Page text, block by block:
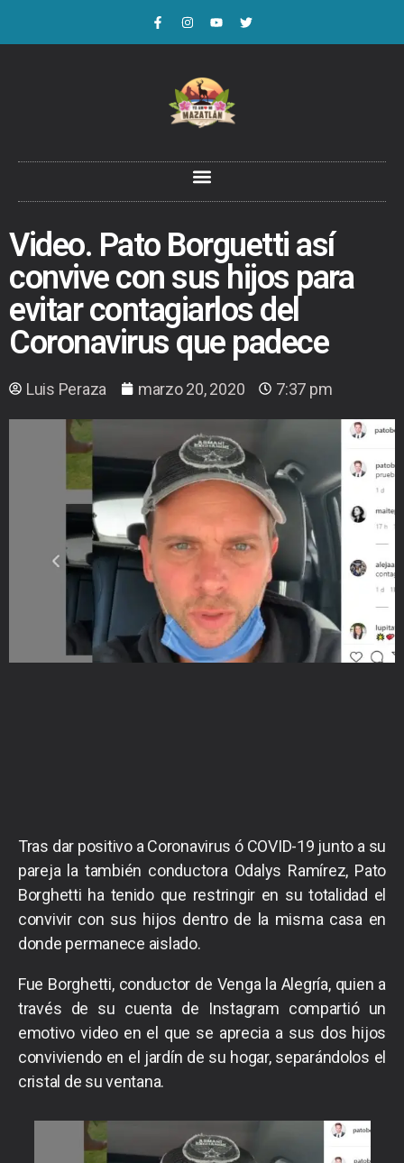
Video. Pato Borguetti así
convive con sus hijos para
evitar contagiarlos del
Coronavirus que padece
Luis Peraza marzo 20, 2020 7:37 pm
Tras dar positivo a Coronavirus ó COVID-19 junto a su
pareja la también conductora Odalys Ramírez, Pato
Borghetti ha tenido que restringir en su totalidad el
convivir con sus hijos dentro de la misma casa en
donde permanece aislado.
Fue Borghetti, conductor de Venga la Alegría, quien a
través de su cuenta de Instagram compartió un
emotivo video en el que se aprecia a sus dos hijos
conviviendo en el jardín de su hogar, separándolos el
cristal de su ventana.